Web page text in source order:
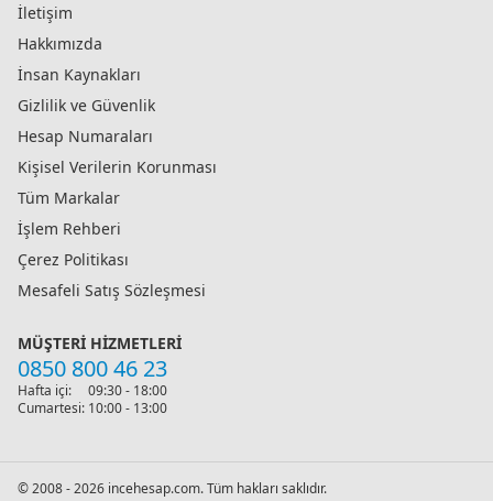
İletişim
Hakkımızda
İnsan Kaynakları
Gizlilik ve Güvenlik
Hesap Numaraları
Kişisel Verilerin Korunması
Tüm Markalar
İşlem Rehberi
Çerez Politikası
Mesafeli Satış Sözleşmesi
MÜŞTERI HIZMETLERI
0850 800 46 23
Hafta içi:
09:30 - 18:00
Cumartesi: 10:00 - 13:00
© 2008 - 2026 incehesap.com. Tüm hakları saklıdır.